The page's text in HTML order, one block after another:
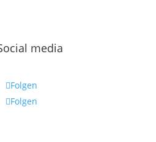
media
Folgen
Folgen